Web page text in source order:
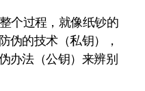
个过程，就像纸钞的
伪的技术（私钥），
办法（公钥）来辨别